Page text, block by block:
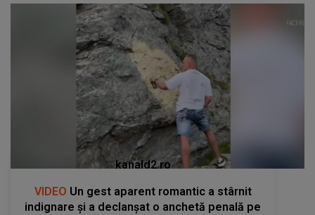
kanald2.ro
VIDEO Un gest aparent romantic a stârnit
indignare și a declanșat o anchetă penală pe